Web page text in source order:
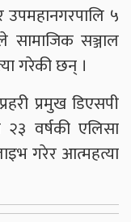
५
सञ्जाल
गरेकी छन् ।
प्रमुख डिएसपी
वर्षकी एलिसा
गरेर आत्महत्या